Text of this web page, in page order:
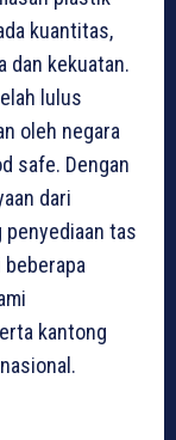
kuantitas,
dan kekuatan.
lulus
oleh negara
safe. Dengan
dari
tas
kantong